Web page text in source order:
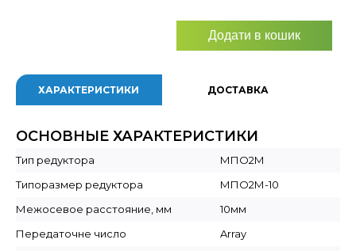
Додати в кошик
ХАРАКТЕРИСТИКИ ДОСТАВКА
ОСНОВНЫЕ ХАРАКТЕРИСТИКИ
Тип редуктора
МПО2М
Типоразмер редуктора
МПО2М-10
Межосевое расстояние, мм
10мм
Передаточне число
Array